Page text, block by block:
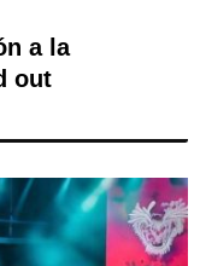
a la
out